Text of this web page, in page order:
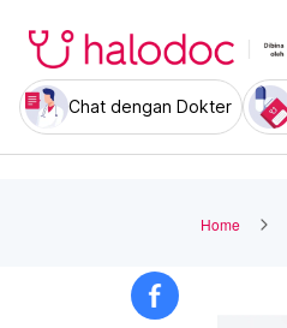
Chat dengan Dokter
Home